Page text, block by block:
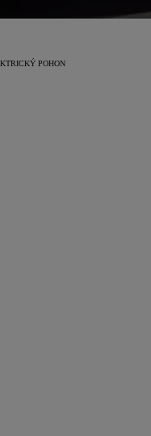
POHON